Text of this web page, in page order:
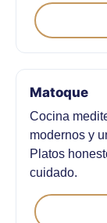
Matoque
Cocina
modernos y
Platos
cuidado.